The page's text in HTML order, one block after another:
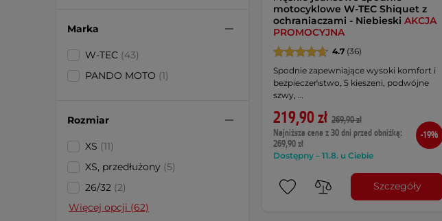
Marka
W-TEC (43)
PANDO MOTO (1)
Rozmiar
XS (11)
XS, przedłużony (5)
26/32 (2)
Więcej opcji (62)
motocyklowe W-TEC Shiquet z
ochraniaczami - Niebieski AKCJA
PROMOCYJNA
4.7 (36)
Spodnie zapewniające wysoki komfort i
bezpieczeństwo, 5 kieszeni, podwójne
szwy, …
219,90 zł 269,90 zł
Najniższa cena z 30 dni przed obniżką:
269,90 zł
Dostępny – 11.8. u Ciebie
-19%
Szczegóły